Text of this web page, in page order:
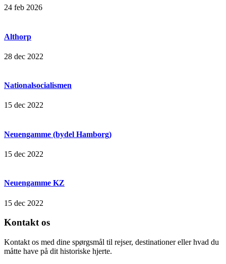
24 feb 2026
Althorp
28 dec 2022
Nationalsocialismen
15 dec 2022
Neuengamme (bydel Hamborg)
15 dec 2022
Neuengamme KZ
15 dec 2022
Kontakt os
Kontakt os med dine spørgsmål til rejser, destinationer eller hvad du
måtte have på dit historiske hjerte.